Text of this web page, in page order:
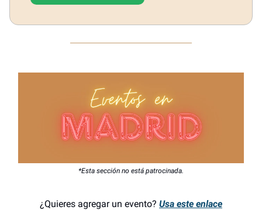
*Esta sección no está patrocinada.
¿Quieres agregar un evento? Usa este enlace